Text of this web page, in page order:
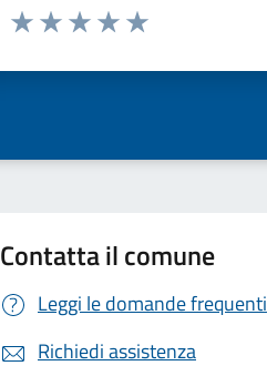
Valuta da 1 a 5 stelle la pagina
Contatta il comune
Leggi le domande frequenti
Richiedi assistenza